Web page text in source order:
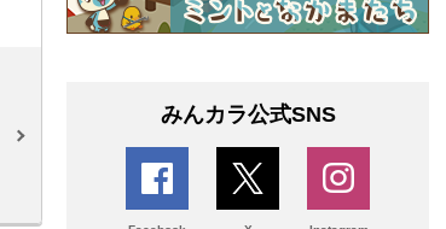
みんカラ公式SNS